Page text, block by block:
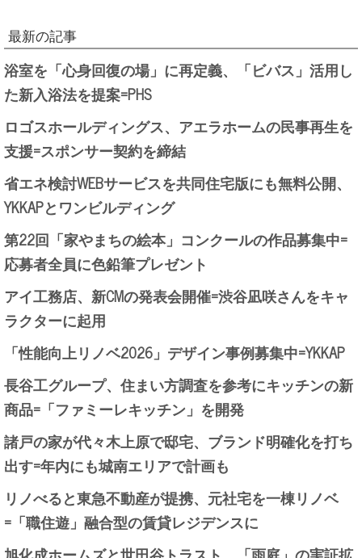
最新の記事
浴室を「心身回復の場」に再定義、「ビバス」活用し
た新入浴法を提案=PHS
ロゴスホールディングス、アエラホームの民事再生を
支援=スポンサー契約を締結
省エネ検討WEBサービスを共同住宅版にも無料公開、
YKKAPとワンビルディング
第22回「家やまちの絵本」コンクールの作品募集中=
応募者全員に色鉛筆プレゼント
アイ工務店、新CMの発表会開催=渋谷凪咲さんをキャ
ラクターに起用
「性能向上リノベ2026」デザイン事例募集中=YKKAP
長谷工グループ、住まい方調査を参考にキッチンの新
商品=「ファミーレキッチン」を開発
諸戸の家が代々木上原で邸宅、ブランド明確化を打ち
出す=年内にも城南エリアで計画も
リノべると東急不動産が提携、元社宅を一棟リノベ
=「職住遊」融合型の賃貸レジデンスに